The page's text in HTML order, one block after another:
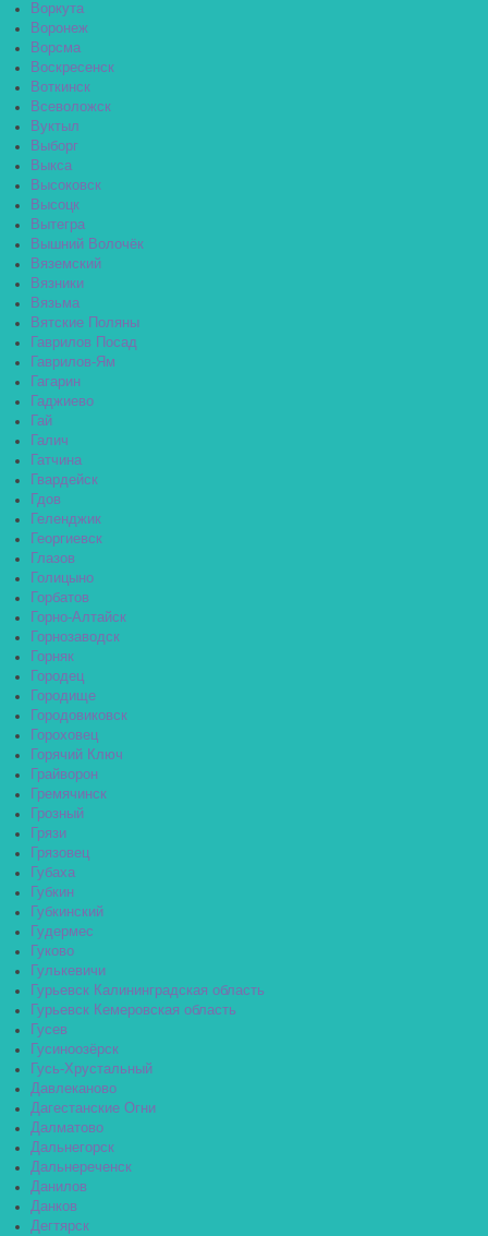
Воркута
Воронеж
Ворсма
Воскресенск
Воткинск
Всеволожск
Вуктыл
Выборг
Выкса
Высоковск
Высоцк
Вытегра
Вышний Волочёк
Вяземский
Вязники
Вязьма
Вятские Поляны
Гаврилов Посад
Гаврилов-Ям
Гагарин
Гаджиево
Гай
Галич
Гатчина
Гвардейск
Гдов
Геленджик
Георгиевск
Глазов
Голицыно
Горбатов
Горно-Алтайск
Горнозаводск
Горняк
Городец
Городище
Городовиковск
Гороховец
Горячий Ключ
Грайворон
Гремячинск
Грозный
Грязи
Грязовец
Губаха
Губкин
Губкинский
Гудермес
Гуково
Гулькевичи
Гурьевск Калининградская область
Гурьевск Кемеровская область
Гусев
Гусиноозёрск
Гусь-Хрустальный
Давлеканово
Дагестанские Огни
Далматово
Дальнегорск
Дальнереченск
Данилов
Данков
Дегтярск